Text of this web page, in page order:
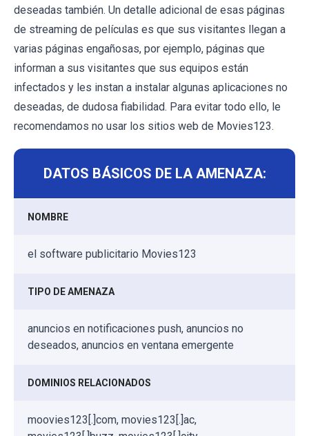
deseadas también. Un detalle adicional de esas páginas
de streaming de películas es que sus visitantes llegan a
varias páginas engañosas, por ejemplo, páginas que
informan a sus visitantes que sus equipos están
infectados y les instan a instalar algunas aplicaciones no
deseadas, de dudosa fiabilidad. Para evitar todo ello, le
recomendamos no usar los sitios web de Movies123.
DATOS BÁSICOS DE LA AMENAZA:
NOMBRE
el software publicitario Movies123
TIPO DE AMENAZA
anuncios en notificaciones push, anuncios no
deseados, anuncios en ventana emergente
DOMINIOS RELACIONADOS
moovies123[.]com, movies123[.]ac,